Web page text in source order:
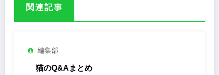
関連記事
編集部
猫のQ&Aまとめ